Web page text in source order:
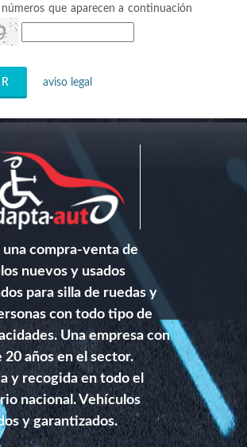
números que aparecen a continuación
aviso legal
una compra-venta de
nuevos y usados
para silla de ruedas y
con todo tipo de
Una empresa con
20 años en el sector.
y recogida en todo el
nacional. Vehículos
y garantizados.